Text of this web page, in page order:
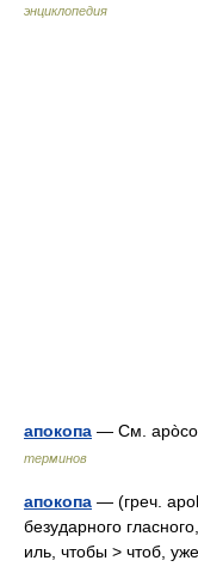
энциклопедия
апокопа — См.
терминов
апокопа — (греч.
безударного
иль, чтобы > чтоб,